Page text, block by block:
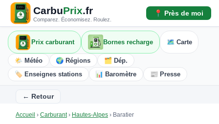
CarbuPrix.fr
Comparez. Économisez. Roulez.
📍 Près de moi
Prix carburant Bornes recharge 🗺️ Carte
🌤️ Météo 🌍 Régions
🗂️ Dép.
🏷️ Enseignes stations
📊 Baromètre 📰 Presse
← Retour
Accueil › Carburant› Hautes-Alpes › Baratier